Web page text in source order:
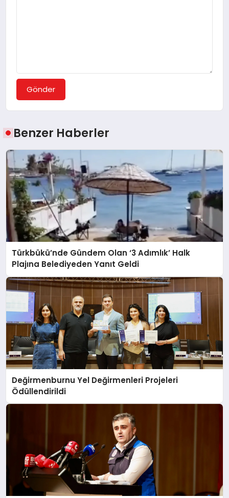
Gönder
Benzer Haberler
Türkbükü’nde Gündem Olan ‘3 Adımlık’ Halk
Plajına Belediyeden Yanıt Geldi
Değirmenburnu Yel Değirmenleri Projeleri
Ödüllendirildi